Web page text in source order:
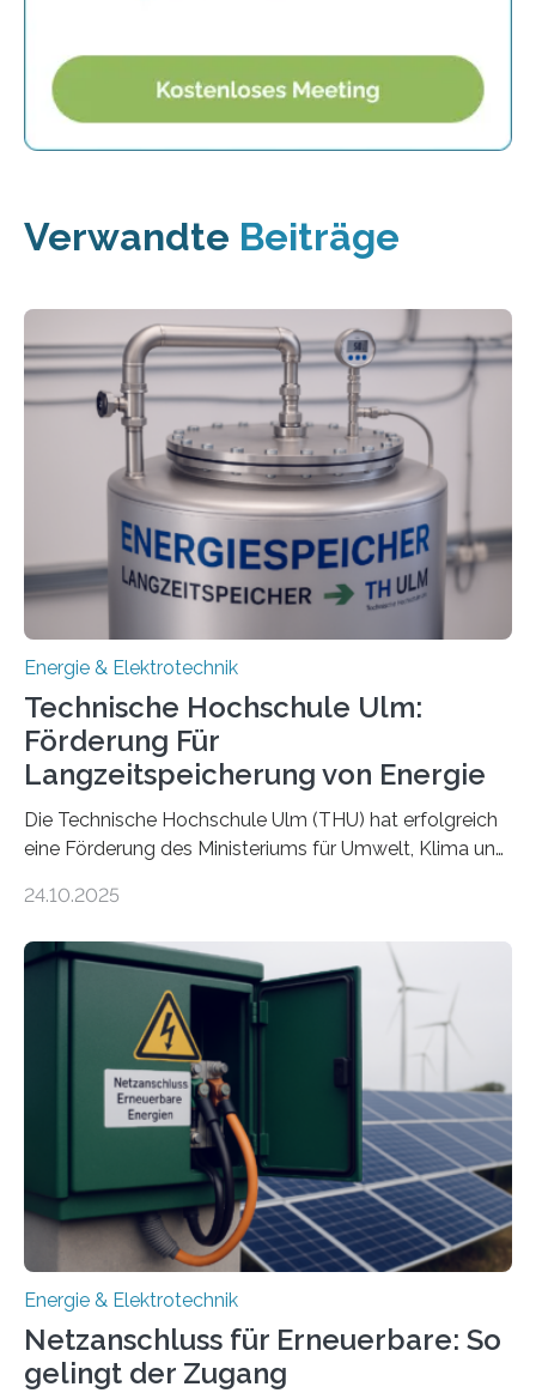
Verwandte Beiträge
Energie & Elektrotechnik
Technische Hochschule Ulm:
Förderung Für
Langzeitspeicherung von Energie
Die Technische Hochschule Ulm (THU) hat erfolgreich
eine Förderung des Ministeriums für Umwelt, Klima und
Forschungsprojekt „LAGER – Langzeitspeicherung in
Quartieren“ eingeworben. Ziel des Projekts ist die
Entwicklung, Erprobung und Demonstration von
Konzepten zur langfristigen Energiespeicherung in
sektorübergreifend vernetzten Energiesystemen. Das
Projekt startete am 15. Oktober 2025, hat eine Laufzeit
von drei Jahren und ein Gesamtvolumen von rund 2,9
Millionen Euro, wovon 2,6 Millionen Euro durch das
Ministerium für Umwelt, Klima und…
24.10.2025
Energie & Elektrotechnik
Netzanschluss für Erneuerbare: So
gelingt der Zugang